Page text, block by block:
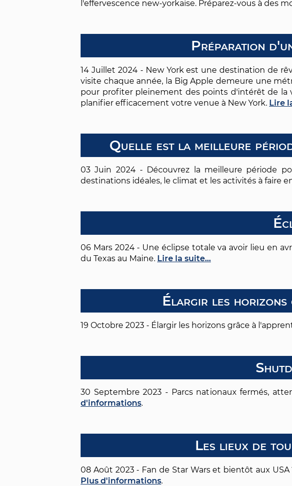
l'effervescence new-yorkaise. Préparez-vous à des
Préparation
14 Juillet 2024 - New York est une destination de
visite chaque année, la Big Apple demeure une
pour profiter pleinement des points d'intérêt de la
planifier efficacement votre venue à New York. Lire
Quelle est la meilleure
03 Juin 2024 - Découvrez la meilleure période
destinations idéales, le climat et les activités à faire
06 Mars 2024 - Une éclipse totale va avoir lieu en
du Texas au Maine. Lire la suite...
Élargir les horizons
19 Octobre 2023 - Élargir les horizons grâce à
30 Septembre 2023 - Parcs nationaux fermés,
d'informations.
Les lieux de
08 Août 2023 - Fan de Star Wars et bientôt aux
Plus d'informations.